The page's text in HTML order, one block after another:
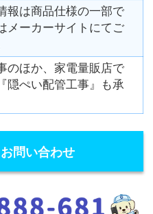
報は商品仕様の一部で
メーカーサイトにてご
のほか、家電量販店で
隠ぺい配管工事』も承
問い合わせ